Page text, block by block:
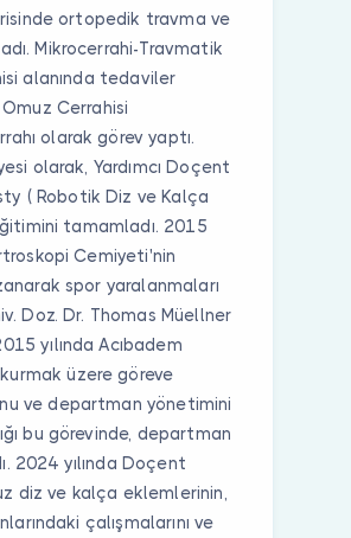
ortopedik travma ve
Mikrocerrahi-Travmatik
alanında tedaviler
Cerrahisi
olarak görev yaptı.
olarak, Yardımcı Doçent
( Robotik Diz ve Kalça
tamamladı. 2015
Cemiyeti'nin
spor yaralanmaları
Doz. Dr. Thomas Müellner
yılında Acıbadem
üzere göreve
ve departman yönetimini
bu görevinde, departman
2024 yılında Doçent
diz ve kalça eklemlerinin,
çalışmalarını ve